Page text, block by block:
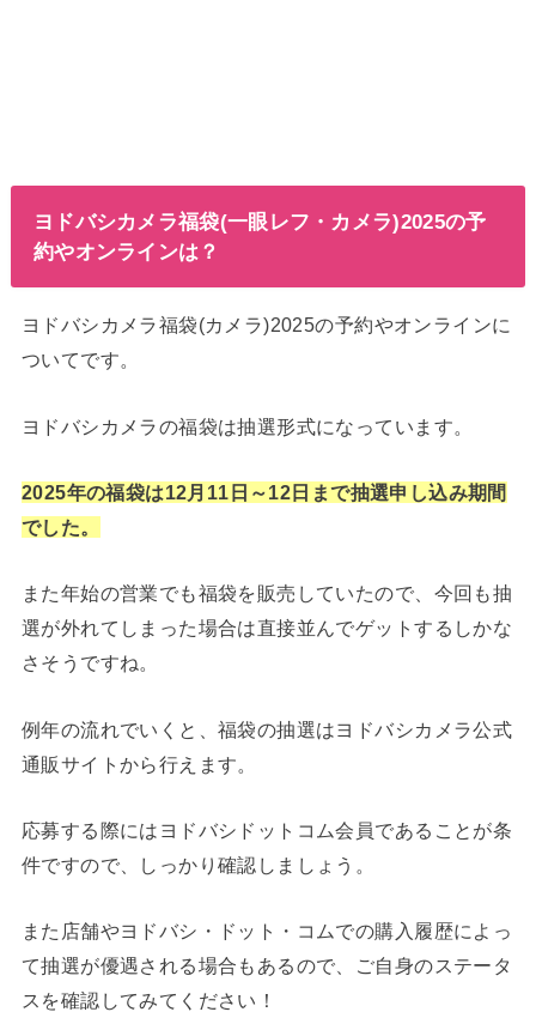
ヨドバシカメラ福袋(一眼レフ・カメラ)2025の予
約やオンラインは？
ヨドバシカメラ福袋(カメラ)2025の予約やオンラインに
ついてです。
ヨドバシカメラの福袋は抽選形式になっています。
2025年の福袋は12月11日～12日まで抽選申し込み期間
でした。
また年始の営業でも福袋を販売していたので、今回も抽
選が外れてしまった場合は直接並んでゲットするしかな
さそうですね。
例年の流れでいくと、福袋の抽選はヨドバシカメラ公式
通販サイトから行えます。
応募する際にはヨドバシドットコム会員であることが条
件ですので、しっかり確認しましょう。
また店舗やヨドバシ・ドット・コムでの購入履歴によっ
て抽選が優遇される場合もあるので、ご自身のステータ
スを確認してみてください！